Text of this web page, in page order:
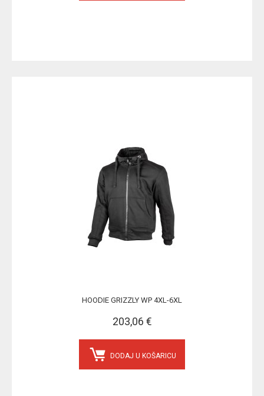
HOODIE GRIZZLY WP 4XL-6XL
203,06 €
DODAJ U KOŠARICU